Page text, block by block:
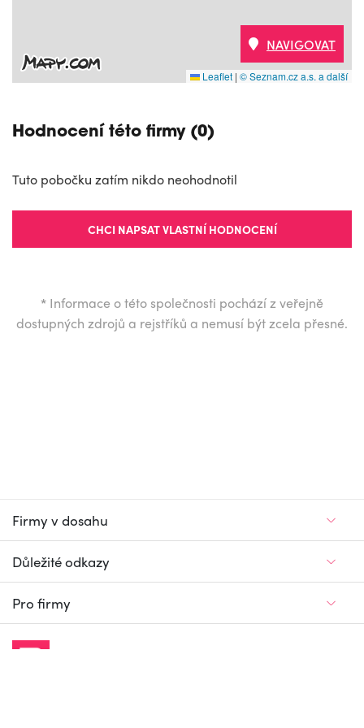
Leaflet | © Seznam.cz a.s. a další
NAVIGOVAT
Hodnocení této firmy (0)
Tuto pobočku zatím nikdo neohodnotil
CHCI NAPSAT VLASTNÍ HODNOCENÍ
* Informace o této společnosti pochází z veřejně
dostupných zdrojů a rejstříků a nemusí být zcela přesné.
Firmy v dosahu
Důležité odkazy
Pro firmy